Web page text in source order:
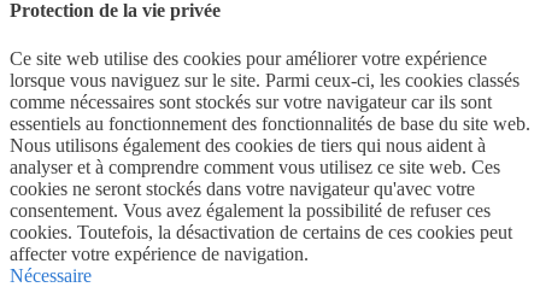
Protection de la vie privée
Ce site web utilise des cookies pour améliorer votre expérience
lorsque vous naviguez sur le site. Parmi ceux-ci, les cookies classés
comme nécessaires sont stockés sur votre navigateur car ils sont
essentiels au fonctionnement des fonctionnalités de base du site web.
Nous utilisons également des cookies de tiers qui nous aident à
analyser et à comprendre comment vous utilisez ce site web. Ces
cookies ne seront stockés dans votre navigateur qu'avec votre
consentement. Vous avez également la possibilité de refuser ces
cookies. Toutefois, la désactivation de certains de ces cookies peut
affecter votre expérience de navigation.
Nécessaire